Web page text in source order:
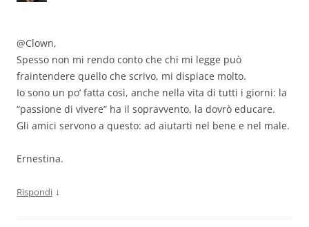
@Clown,
Spesso non mi rendo conto che chi mi legge può
fraintendere quello che scrivo, mi dispiace molto.
Io sono un po’ fatta così, anche nella vita di tutti i giorni: la
“passione di vivere” ha il sopravvento, la dovrò educare.
Gli amici servono a questo: ad aiutarti nel bene e nel male.
Ernestina.
Rispondi ↓